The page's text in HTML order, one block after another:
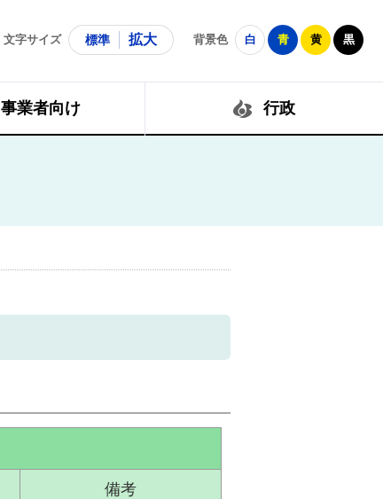
文字サイズ 標準 拡大 背景色 白 青 黄 黒
事業者向け 行政
備考